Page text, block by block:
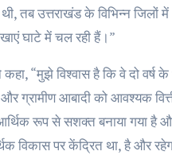
तब उत्तराखंड के विभिन्न जिलों
घाटे में चल रही हैं।”
“मुझे विश्वास है कि वे दो वर्ष
ग्रामीण आबादी को आवश्यक
रूप से सशक्त बनाया गया है
विकास पर केंद्रित था, है और